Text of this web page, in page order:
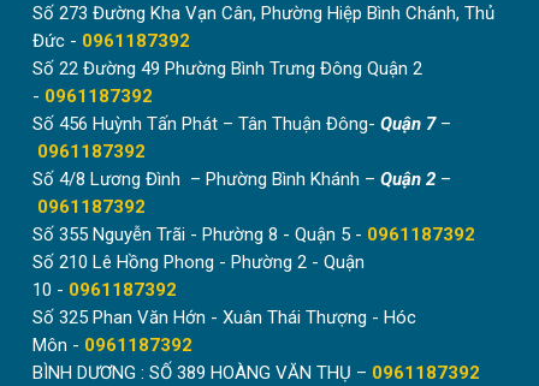
Vách ngăn có thể mở 1 cánh, 2 cánh hoặc chia cánh
linh động tùy theo nhu cầu sử dụng.
Số 273 Đường Kha Vạn Cân, Phường Hiệp Bình Chánh, Thủ
Đức - 0961187392
Số 22 Đường 49 Phường Bình Trưng Đông Quận 2
- 0961187392
Số 456 Huỳnh Tấn Phát – Tân Thuận Đông- Quận 7–
0961187392
Số 4/8 Lương Đình – Phường Bình Khánh – Quận 2 –
0961187392
Số 355 Nguyễn Trãi - Phường 8 - Quận 5 - 0961187392
Số 210 Lê Hồng Phong - Phường 2 - Quận
10 - 0961187392
Số 325 Phan Văn Hớn - Xuân Thái Thượng - Hóc
Môn - 0961187392
BÌNH DƯƠNG : SỐ 389 HOÀNG VĂN THỤ – 0961187392